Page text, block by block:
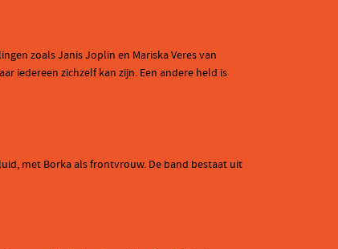
zoals Janis Joplin en Mariska Veres van
iedereen zichzelf kan zijn. Een andere held is
met Borka als frontvrouw. De band bestaat uit